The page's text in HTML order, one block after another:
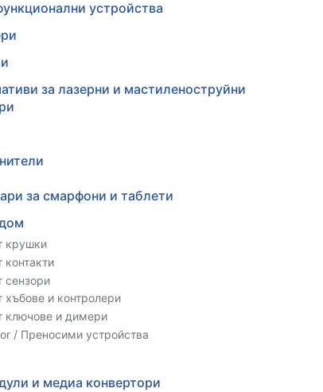
устройства
за лазерни и мастиленоструйни
за смарфони и таблети
крушки
контакти
сензори
хъбове и контролери
ключове и димери
/ Преносими устройства
и медиа конвертори